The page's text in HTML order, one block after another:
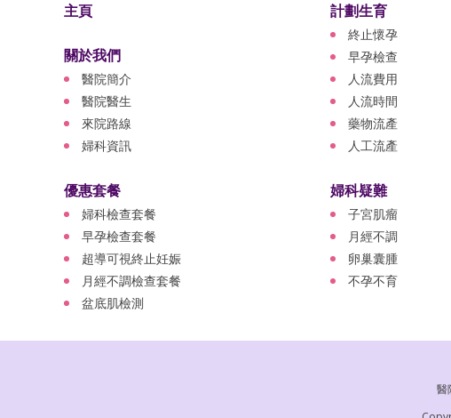
主頁
關於我們
醫院簡介
醫院醫生
來院路線
婦科資訊
優惠套餐
婦科檢查套餐
早孕檢查套餐
超導可視終止妊娠
月經不調檢查套餐
盆底肌檢測
計劃生育
終止懷孕
早孕檢查
人流費用
人流時間
藥物流產
人工流產
婦科疑難
子宮肌瘤
月經不調
卵巢囊腫
不孕不育
醫